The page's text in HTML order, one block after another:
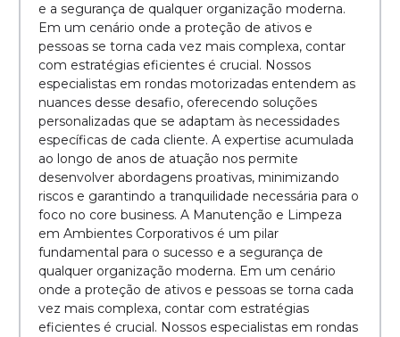
e a segurança de qualquer organização moderna.
Em um cenário onde a proteção de ativos e
pessoas se torna cada vez mais complexa, contar
com estratégias eficientes é crucial. Nossos
especialistas em rondas motorizadas entendem as
nuances desse desafio, oferecendo soluções
personalizadas que se adaptam às necessidades
específicas de cada cliente. A expertise acumulada
ao longo de anos de atuação nos permite
desenvolver abordagens proativas, minimizando
riscos e garantindo a tranquilidade necessária para o
foco no core business. A Manutenção e Limpeza
em Ambientes Corporativos é um pilar
fundamental para o sucesso e a segurança de
qualquer organização moderna. Em um cenário
onde a proteção de ativos e pessoas se torna cada
vez mais complexa, contar com estratégias
eficientes é crucial. Nossos especialistas em rondas